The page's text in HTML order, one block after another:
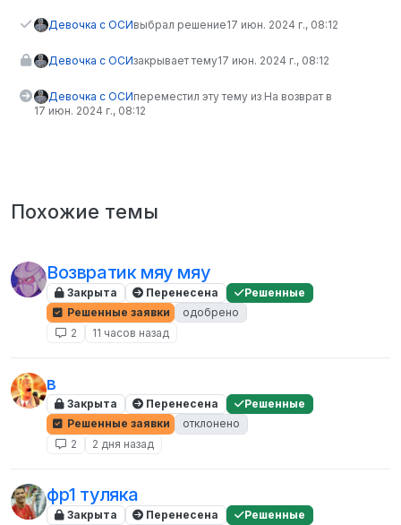
Девочка с ОСИвыбрал решение17 июн. 2024 г., 08:12
Девочка с ОСИзакрывает тему17 июн. 2024 г., 08:12
Девочка с ОСИпереместил эту тему из На возврат в
17 июн. 2024 г., 08:12
Похожие темы
Возвратик мяу мяу
Закрыта Перенесена
Решенные
Решенные заявки
одобрено
2
11 часов назад
в
Закрыта Перенесена
Решенные
Решенные заявки
отклонено
2
2 дня назад
фр1 туляка
Закрыта Перенесена Решенные